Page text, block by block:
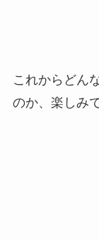
これからどん
のか、楽しみ